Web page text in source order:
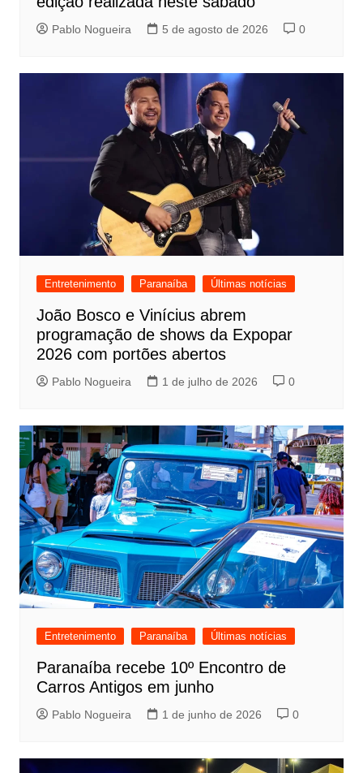
Pablo Nogueira 5 de agosto de 2026 0
Entretenimento Paranaíba Últimas notícias
João Bosco e Vinícius abrem
programação de shows da Expopar
2026 com portões abertos
Pablo Nogueira 1 de julho de 2026 0
Entretenimento Paranaíba Últimas notícias
Paranaíba recebe 10º Encontro de
Carros Antigos em junho
Pablo Nogueira 1 de junho de 2026 0